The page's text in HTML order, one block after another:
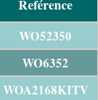
Reférence
WO52350
WO6352
WOA2168KITV